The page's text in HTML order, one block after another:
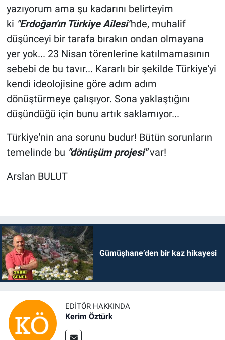
yazıyorum ama şu kadarını belirteyim
ki "Erdoğan'ın Türkiye Ailesi"nde, muhalif
düşünceyi bir tarafa bırakın ondan olmayana
yer yok... 23 Nisan törenlerine katılmamasının
sebebi de bu tavır... Kararlı bir şekilde Türkiye'yi
kendi ideolojisine göre adım adım
dönüştürmeye çalışıyor. Sona yaklaştığını
düşündüğü için bunu artık saklamıyor...
Türkiye'nin ana sorunu budur! Bütün sorunların
temelinde bu "dönüşüm projesi"var!
Arslan BULUT
Gümüşhane’den bir kaz hikayesi
EDITÖR HAKKINDA
Kerim Öztürk